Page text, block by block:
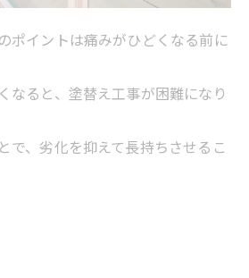
ポイントは痛みがひどくなる前に
なると、塗替え工事が困難になり
で、劣化を抑えて長持ちさせるこ